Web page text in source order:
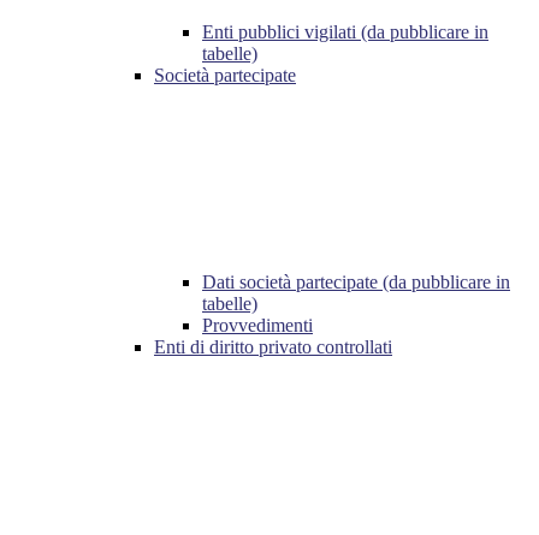
Enti pubblici vigilati (da pubblicare in
tabelle)
Società partecipate
Dati società partecipate (da pubblicare in
tabelle)
Provvedimenti
Enti di diritto privato controllati